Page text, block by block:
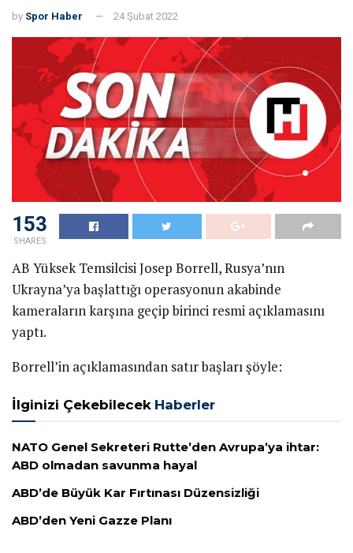
by Spor Haber 24 Şubat 2022
153
SHARES
AB Yüksek Temsilcisi Josep Borrell, Rusya’nın
Ukrayna’ya başlattığı operasyonun akabinde
kameraların karşına geçip birinci resmi açıklamasını
yaptı.
Borrell’in açıklamasından satır başları şöyle:
İlginizi Çekebilecek Haberler
NATO Genel Sekreteri Rutte’den Avrupa’ya ihtar:
ABD olmadan savunma hayal
ABD’de Büyük Kar Fırtınası Düzensizliği
ABD’den Yeni Gazze Planı